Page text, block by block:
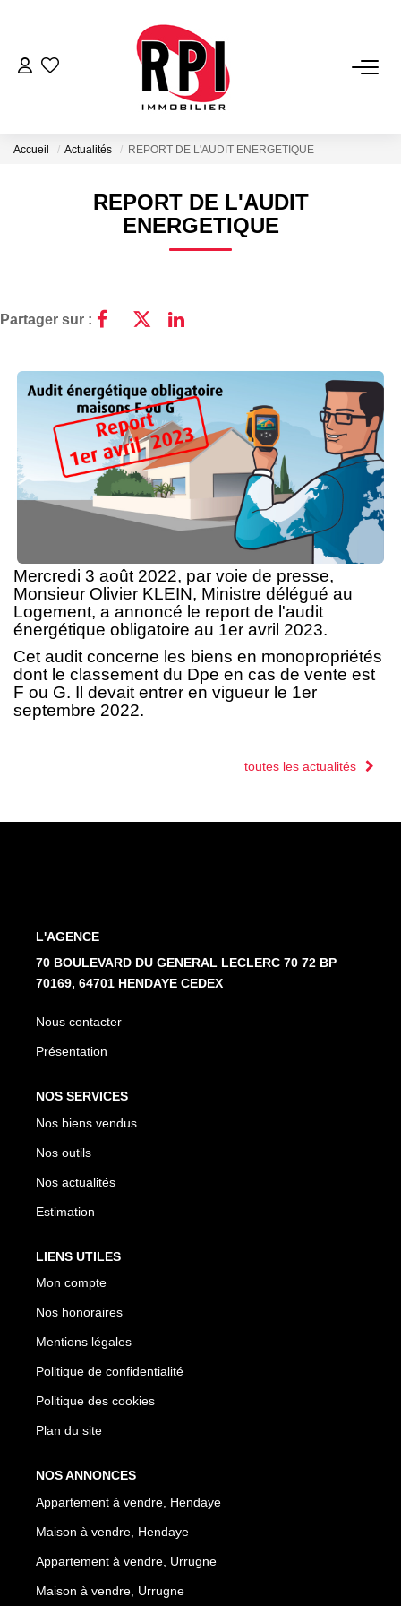
VENTES
LOCATIONS
LOCATIONS VACANCES
NOS SERVICES
Biens Vendus
Expertise Immobilière
Nos Partenaires
NOTRE AGENCE
L'agence
Notre Équipe
Avis Clients
Actualités
CONTACT
Accueil Actualités REPORT DE L'AUDIT ENERGETIQUE
REPORT DE L'AUDIT
ENERGETIQUE
Partager sur :
Mercredi 3 août 2022, par voie de presse,
Monsieur Olivier KLEIN, Ministre délégué au
Logement, a annoncé le report de l'audit
énergétique obligatoire au 1er avril 2023.
Cet audit concerne les biens en monopropriétés
dont le classement du Dpe en cas de vente est
F ou G. Il devait entrer en vigueur le 1er
septembre 2022.
toutes les actualités
L'AGENCE
70 BOULEVARD DU GENERAL LECLERC 70 72 BP
70169, 64701 HENDAYE CEDEX
Nous contacter
Présentation
NOS SERVICES
Nos biens vendus
Nos outils
Nos actualités
Estimation
LIENS UTILES
Mon compte
Nos honoraires
Mentions légales
Politique de confidentialité
Politique des cookies
Plan du site
NOS ANNONCES
Appartement à vendre, Hendaye
Maison à vendre, Hendaye
Appartement à vendre, Urrugne
Maison à vendre, Urrugne